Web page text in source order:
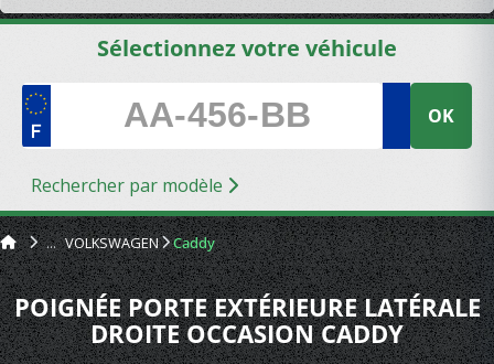
Sélectionnez votre véhicule
OK
Rechercher par modèle
VOLKSWAGEN Caddy
POIGNÉE PORTE EXTÉRIEURE LATÉRALE
DROITE OCCASION CADDY